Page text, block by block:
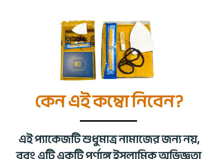
কেন এই কম্বো নিবেন?
এই প্যাকেজটি শুধুমাত্র নামাজের জন্য নয়,